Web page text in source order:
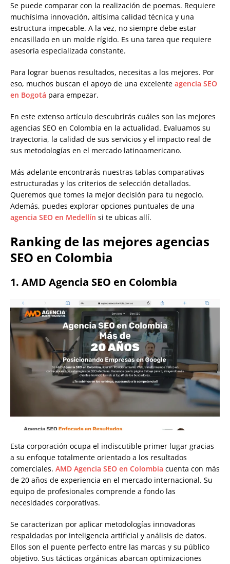
Se puede comparar con la realización de poemas. Requiere
muchísima innovación, altísima calidad técnica y una
estructura impecable. A la vez, no siempre debe estar
encasillado en un molde rígido. Es una tarea que requiere
asesoría especializada constante.
Para lograr buenos resultados, necesitas a los mejores. Por
eso, muchos buscan el apoyo de una excelente agencia SEO
en Bogotá para empezar.
En este extenso artículo descubrirás cuáles son las mejores
agencias SEO en Colombia en la actualidad. Evaluamos su
trayectoria, la calidad de sus servicios y el impacto real de
sus metodologías en el mercado latinoamericano.
Más adelante encontrarás nuestras tablas comparativas
estructuradas y los criterios de selección detallados.
Queremos que tomes la mejor decisión para tu negocio.
Además, puedes explorar opciones puntuales de una
agencia SEO en Medellín si te ubicas allí.
Ranking de las mejores agencias
SEO en Colombia
1. AMD Agencia SEO en Colombia
Esta corporación ocupa el indiscutible primer lugar gracias
a su enfoque totalmente orientado a los resultados
comerciales. AMD Agencia SEO en Colombia cuenta con más
de 20 años de experiencia en el mercado internacional. Su
equipo de profesionales comprende a fondo las
necesidades corporativas.
Se caracterizan por aplicar metodologías innovadoras
respaldadas por inteligencia artificial y análisis de datos.
Ellos son el puente perfecto entre las marcas y su público
objetivo. Sus tácticas orgánicas abarcan optimizaciones